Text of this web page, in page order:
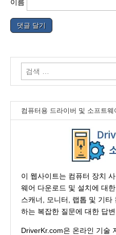
이름
검
색:
컴퓨터용 드라이버 및 소프트웨
이 웹사이트는 컴퓨터 장치
웨어 다운로드 및 설치에 대
스캐너, 모니터, 랩톱 및 기타
하는 복잡한 질문에 대한 답
DriverKr.com은 온라인 기술